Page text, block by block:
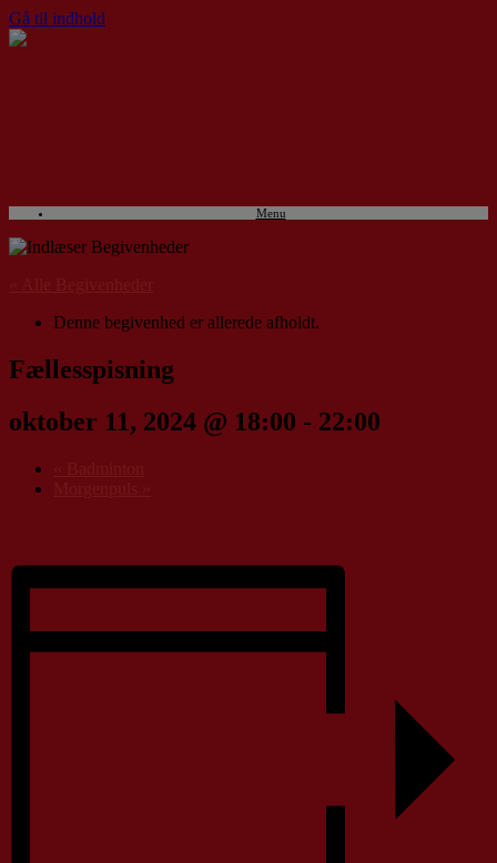
Gå til indhold
Menu
Denne begivenhed er allerede afholdt.
Fællesspisning
oktober 11, 2024 @ 18:00 - 22:00